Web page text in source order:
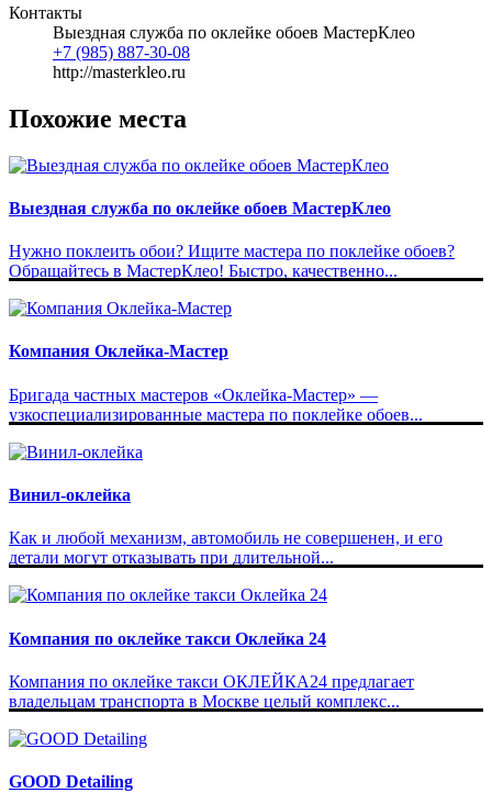
Контакты
Выездная служба по оклейке обоев МастерКлео
+7 (985) 887-30-08
http://masterkleo.ru
Похожие места
Выездная служба по оклейке обоев МастерКлео
Нужно поклеить обои? Ищите мастера по поклейке обоев?
Обращайтесь в МастерКлео! Быстро, качественно...
Компания Оклейка-Мастер
Бригада частных мастеров «Оклейка-Мастер» —
узкоспециализированные мастера по поклейке обоев...
Винил-оклейка
Как и любой механизм, автомобиль не совершенен, и его
детали могут отказывать при длительной...
Компания по оклейке такси Оклейка 24
Компания по оклейке такси ОКЛЕЙКА24 предлагает
владельцам транспорта в Москве целый комплекс...
GOOD Detailing